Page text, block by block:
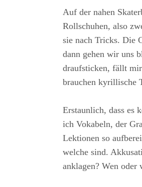
Auf der nahen
Rollschuhen, also
sie nach Tricks. Die
dann gehen wir uns
draufsticken, fällt
brauchen kyrillische
Erstaunlich, dass es
ich Vokabeln, der
Lektionen so
welche sind.
anklagen? Wen oder